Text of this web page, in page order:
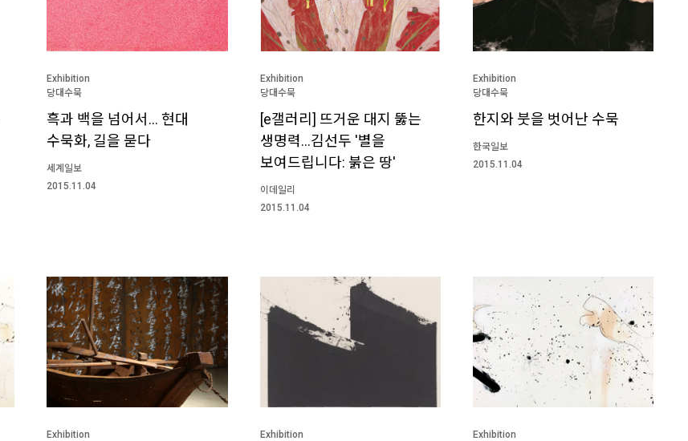
Exhibition
당대수묵
흑과 백을 넘어서… 현대
수묵화, 길을 묻다
세계일보
2015.11.04
Exhibition
당대수묵
[e갤러리] 뜨거운 대지 뚫는
생명력…김선두 '별을
보여드립니다: 붉은 땅'
이데일리
2015.11.04
Exhibition
당대수묵
한지와 붓을 벗어난 수묵
한국일보
2015.11.04
Exhibition
Exhibition
Exhibition